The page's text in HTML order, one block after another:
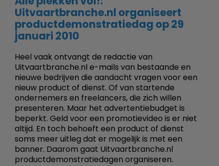
Uitvaartbranche.nl organiseert
productdemonstratiedag op 29
januari 2010
Heel vaak ontvangt de redactie van
Uitvaartbranche.nl e-mails van bestaande en
nieuwe bedrijven die aandacht vragen voor een
nieuw product of dienst. Of van startende
ondernemers en freelancers, die zich willen
presenteren. Maar het advertentiebudget is
beperkt. Geld voor een promotievideo is er niet
altijd. En toch behoeft een product of dienst
soms meer uitleg dat er mogelijk is met een
banner. Daarom gaat Uitvaartbranche.nl
productdemonstratiedagen organiseren.